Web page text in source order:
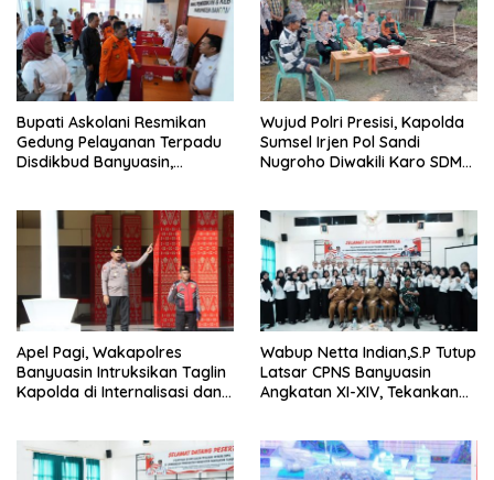
Bupati Askolani Resmikan
Gedung Pelayanan Terpadu
Disdikbud Banyuasin,
Wujud Polri Presisi, Kapolda
Sumsel Irjen Pol Sandi
Nugroho Diwakili Karo SDM
Huni
Apel Pagi, Wakapolres
Banyuasin Intruksikan Taglin
Kapolda di Internalisasi dan
Wabup Netta Indian,S.P Tutup
Latsar CPNS Banyuasin
Angkatan XI-XIV, Tekankan
Prima